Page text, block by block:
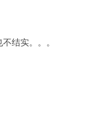
结实。。。